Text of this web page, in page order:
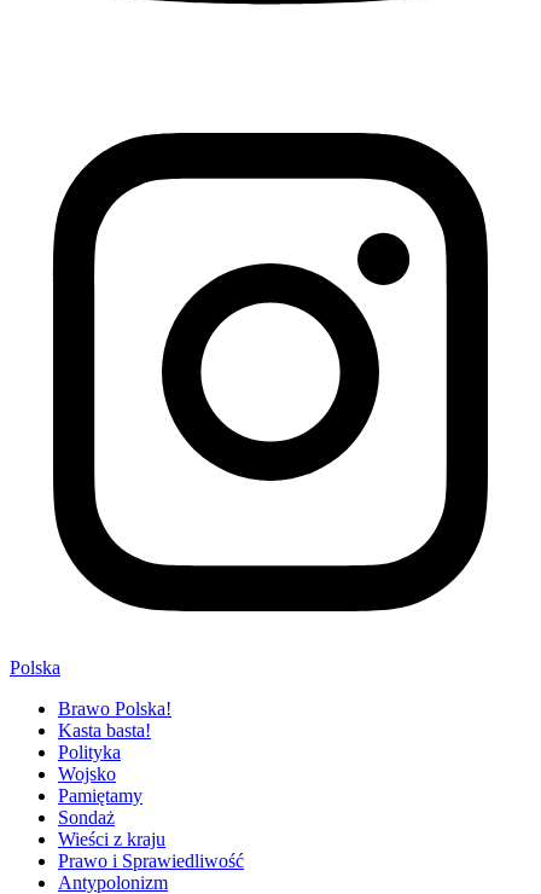
Polska
Brawo Polska!
Kasta basta!
Polityka
Wojsko
Pamiętamy
Sondaż
Wieści z kraju
Prawo i Sprawiedliwość
Antypolonizm